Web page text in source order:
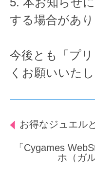
する場合があり
今後とも「プ
くお願いいたし
お得なジュエル
「Cygames
ホ（ガ